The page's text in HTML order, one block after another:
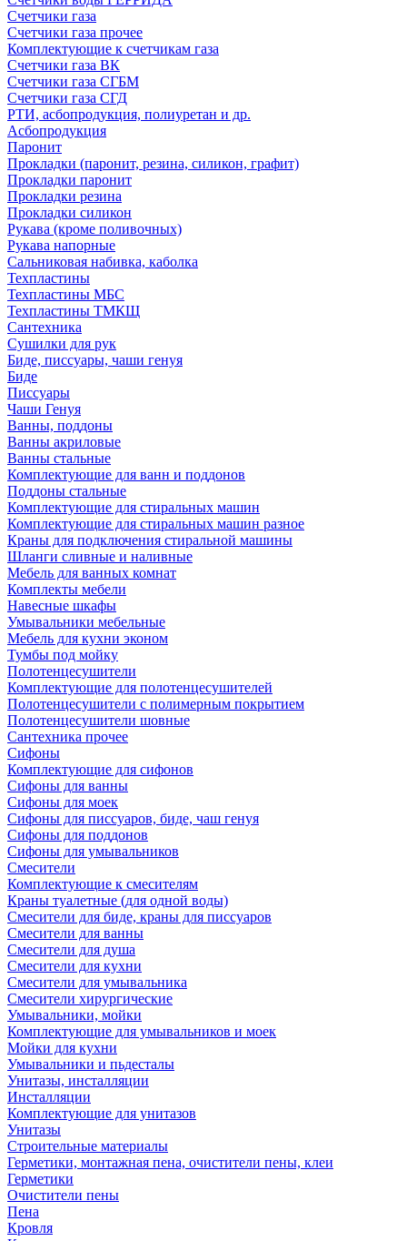
Счетчики газа
Счетчики газа прочее
Комплектующие к счетчикам газа
Счетчики газа ВК
Счетчики газа СГБМ
Счетчики газа СГД
РТИ, асбопродукция, полиуретан и др.
Асбопродукция
Паронит
Прокладки (паронит, резина, силикон, графит)
Прокладки паронит
Прокладки резина
Прокладки силикон
Рукава (кроме поливочных)
Рукава напорные
Сальниковая набивка, каболка
Техпластины
Техпластины МБС
Техпластины ТМКЩ
Сантехника
Сушилки для рук
Биде, писсуары, чаши генуя
Биде
Писсуары
Чаши Генуя
Ванны, поддоны
Ванны акриловые
Ванны стальные
Комплектующие для ванн и поддонов
Поддоны стальные
Комплектующие для стиральных машин
Комплектующие для стиральных машин разное
Краны для подключения стиральной машины
Шланги сливные и наливные
Мебель для ванных комнат
Комплекты мебели
Навесные шкафы
Умывальники мебельные
Мебель для кухни эконом
Тумбы под мойку
Полотенцесушители
Комплектующие для полотенцесушителей
Полотенцесушители с полимерным покрытием
Полотенцесушители шовные
Сантехника прочее
Сифоны
Комплектующие для сифонов
Сифоны для ванны
Сифоны для моек
Сифоны для писсуаров, биде, чаш генуя
Сифоны для поддонов
Сифоны для умывальников
Смесители
Комплектующие к смесителям
Краны туалетные (для одной воды)
Смесители для биде, краны для писсуаров
Смесители для ванны
Смесители для душа
Смесители для кухни
Смесители для умывальника
Смесители хирургические
Умывальники, мойки
Комплектующие для умывальников и моек
Мойки для кухни
Умывальники и пьдесталы
Унитазы, инсталляции
Инсталляции
Комплектующие для унитазов
Унитазы
Строительные материалы
Герметики, монтажная пена, очистители пены, клеи
Герметики
Очистители пены
Пена
Кровля